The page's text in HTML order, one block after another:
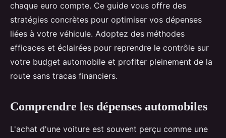
chaque euro compte. Ce guide vous offre des
stratégies concrètes pour optimiser vos dépenses
liées à votre véhicule. Adoptez des méthodes
efficaces et éclairées pour reprendre le contrôle sur
votre budget automobile et profiter pleinement de la
route sans tracas financiers.
Comprendre les dépenses automobiles
L'achat d'une voiture est souvent perçu comme une